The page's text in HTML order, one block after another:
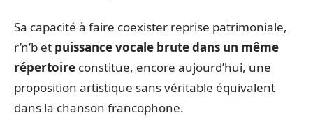
Sa capacité à faire coexister reprise patrimoniale,
r’n’b et puissance vocale brute dans un même
répertoire constitue, encore aujourd’hui, une
proposition artistique sans véritable équivalent
dans la chanson francophone.